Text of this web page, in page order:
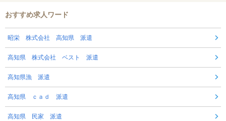
おすすめ求人ワード
昭栄 株式会社 高知県 派遣
高知県 株式会社 ベスト 派遣
高知県漁 派遣
高知県 ｃａｄ 派遣
高知県 民家 派遣